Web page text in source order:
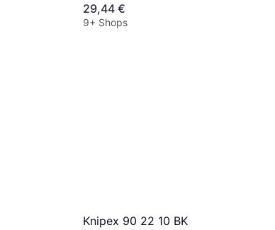
29,44 €
9+ Shops
Knipex 90 22 10 BK